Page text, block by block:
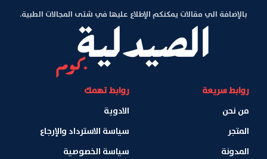
بالإضافة الي مقالات يمكنكم الإطلاع عليها في شتى المجالات الطبية.
روابط سريعة
من نحن
المتجر
المدونة
روابط تهمك
الادوية
سياسة الاسترداد والإرجاع
سياسة الخصوصية